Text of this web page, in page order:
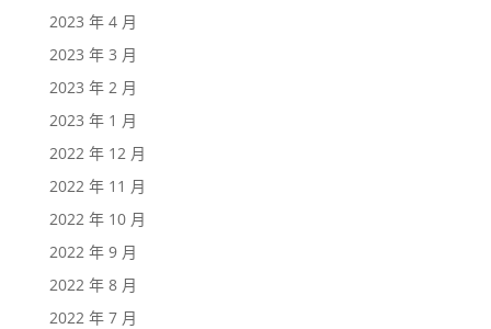
2023 年 4 月
2023 年 3 月
2023 年 2 月
2023 年 1 月
2022 年 12 月
2022 年 11 月
2022 年 10 月
2022 年 9 月
2022 年 8 月
2022 年 7 月